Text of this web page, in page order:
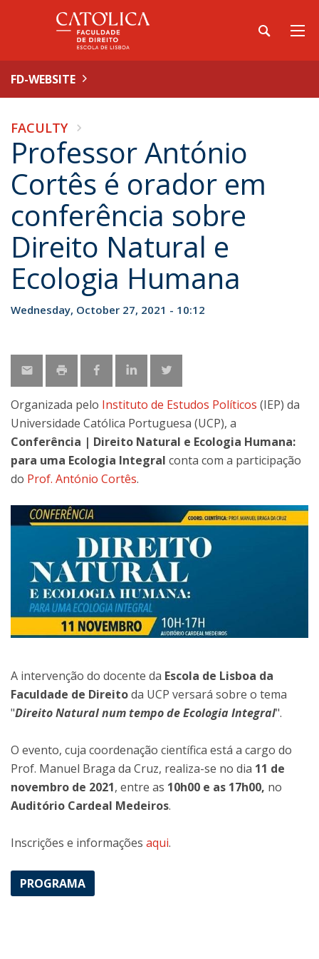
FD-WEBSITE
FACULTY
Professor António
Cortês é orador em
conferência sobre
Direito Natural e
Ecologia Humana
Wednesday, October 27, 2021 - 10:12
Organizada pelo Instituto de Estudos Políticos (IEP) da
Universidade Católica Portuguesa (UCP), a
Conferência | Direito Natural e Ecologia Humana:
para uma Ecologia Integral conta com a participação
do Prof. António Cortês.
A intervenção do docente da Escola de Lisboa da
Faculdade de Direitoda UCP versará sobre o tema
"Direito Natural num tempo de Ecologia Integral".
O evento, cuja coordenação científica está a cargo do
Prof. Manuel Braga da Cruz, realiza-se no dia 11 de
novembro de 2021, entre as 10h00 e as 17h00, no
Auditório Cardeal Medeiros.
Inscrições e informações aqui.
PROGRAMA